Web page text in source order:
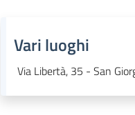
Vari luoghi
Via Libertà, 35 - San